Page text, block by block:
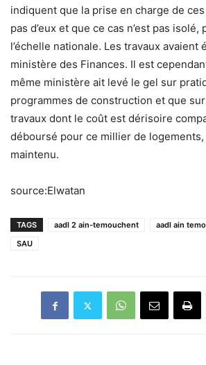
indiquent que la prise en charge de
pas d’eux et que ce cas n’est pas isolé,
l’échelle nationale. Les travaux avaient
ministère des Finances. Il est
même ministère ait levé le gel sur
programmes de construction et que
travaux dont le coût est dérisoire
déboursé pour ce millier de
maintenu.
source:Elwatan
TAGS aadl 2 ain-temouchent aadl ain
SAU